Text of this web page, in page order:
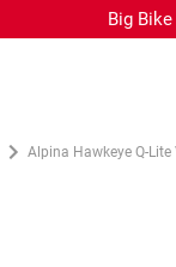
Big
Alpina Hawkeye Q-